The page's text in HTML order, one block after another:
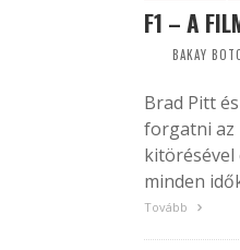
F1 – A
BAKAY
Brad Pitt
forgatni az
kitörésével
minden
Tovább